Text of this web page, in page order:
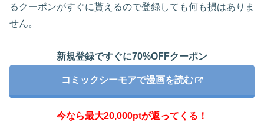
るクーポンがすぐに貰えるので登録しても何も損はありま
せん。
新規登録ですぐに70%OFFクーポン
コミックシーモアで漫画を読む
今なら最大20,000ptが返ってくる！